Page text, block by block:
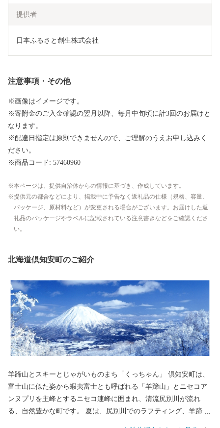
提供者
日本ふるさと創生株式会社
注意事項・その他
※画像はイメージです。
※寄附金のご入金確認の翌月以降、毎月中旬頃に計3回のお届けと
なります。
※配達日指定は原則できませんので、ご理解のうえお申し込みく
ださい。
※商品コード: 57460960
本ページは、提供自治体からの情報に基づき、作成しています。
提供元の都合などにより、掲載中に予告なく返礼品の仕様（規格、容量、
パッケージ、原材料など）が変更される場合がございます。お届けした返
礼品のパッケージやラベルに記載されている注意書きなどをご確認くださ
い。
北海道倶知安町のご紹介
羊蹄山とスキーとじゃがいものまち「くっちゃん」 倶知安町は、
富士山に似た姿から蝦夷富士とも呼ばれる「羊蹄山」とニセコア
ンヌプリを主峰とするニセコ連峰に囲まれ、清流尻別川が流れ
る、自然豊かな町です。 夏は、尻別川でのラフティング、羊蹄山